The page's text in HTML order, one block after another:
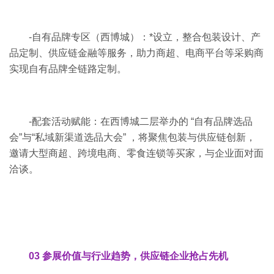
-自有品牌专区（西博城）：*设立，整合包装设计、产
品定制、供应链金融等服务，助力商超、电商平台等采购商
实现自有品牌全链路定制。
-配套活动赋能：在西博城二层举办的 “自有品牌选品
会”与“私域新渠道选品大会” ，将聚焦包装与供应链创新，
邀请大型商超、跨境电商、零食连锁等买家，与企业面对面
洽谈。
03 参展价值与行业趋势，供应链企业抢占先机